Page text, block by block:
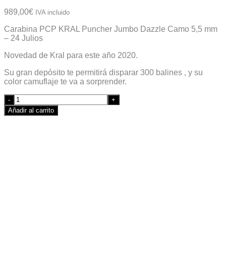
989,00€ IVA incluido
Carabina PCP KRAL Puncher Jumbo Dazzle Camo 5,5 mm
– 24 Julios
Novedad de Kral para este año 2020.
Su gran depósito te permitirá disparar 300 balines , y su
color camuflaje te va a sorprender.
Quantity
Añadir al carrito